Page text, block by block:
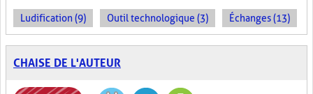
Ludification (9) Outil technologique (3) Échanges (13)
CHAISE DE L'AUTEUR